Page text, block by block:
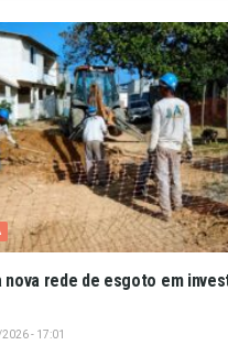
nova rede de esgoto em
- 17:01